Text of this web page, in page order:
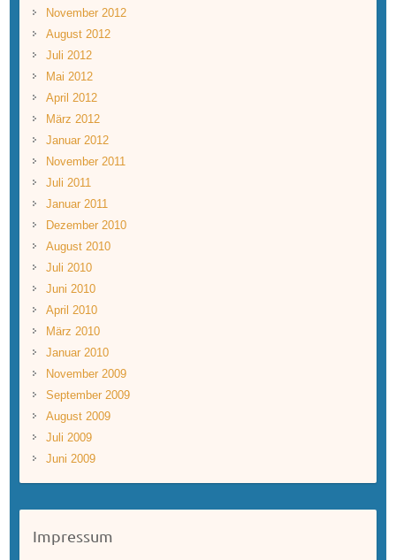
November 2012
August 2012
Juli 2012
Mai 2012
April 2012
März 2012
Januar 2012
November 2011
Juli 2011
Januar 2011
Dezember 2010
August 2010
Juli 2010
Juni 2010
April 2010
März 2010
Januar 2010
November 2009
September 2009
August 2009
Juli 2009
Juni 2009
Impressum